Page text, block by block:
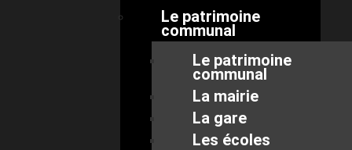
Le patrimoine
communal
Le patrimoine
communal
La mairie
La gare
Les écoles